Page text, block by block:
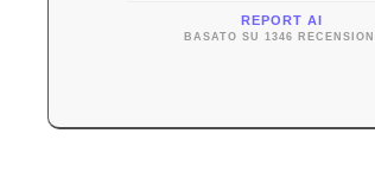
REPORT AI
BASATO SU 1346 RECENSIONI